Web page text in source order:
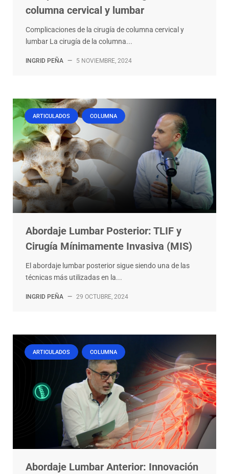
columna cervical y lumbar
Complicaciones de la cirugía de columna cervical y
lumbar La cirugía de la columna...
INGRID PEÑA — 5 NOVIEMBRE, 2024
ARTICULADOS COLUMNA
Abordaje Lumbar Posterior: TLIF y
Cirugía Mínimamente Invasiva (MIS)
El abordaje lumbar posterior sigue siendo una de las
técnicas más utilizadas en la...
INGRID PEÑA — 29 OCTUBRE, 2024
ARTICULADOS COLUMNA
Abordaje Lumbar Anterior: Innovación